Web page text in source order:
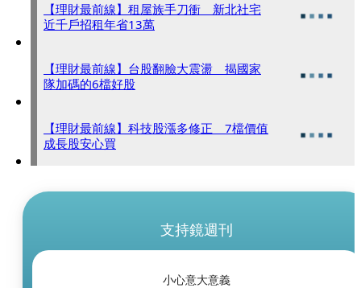
【理財最前線】租屋族手刀衝 新北社宅
近千戶招租年省13萬
【理財最前線】台股翻臉大震盪 揭國家
隊加碼的6檔好股
【理財最前線】科技股漲多修正 7檔價值
成長股安心買
支持鏡週刊
小心意大意義